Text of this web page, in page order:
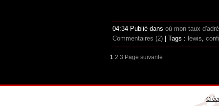
04:34 Publié dans où mon taux
Commentaires (2) | Tags : lewis,
1 2 3 Page suivante